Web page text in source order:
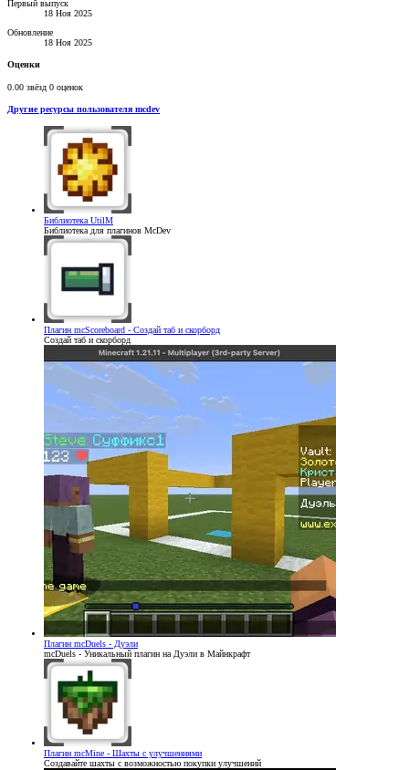
Первый выпуск
18 Ноя 2025
Обновление
18 Ноя 2025
Оценки
0.00 звёзд 0 оценок
Другие ресурсы пользователя mcdev
Библиотека UtilM
Библиотека для плагинов McDev
Плагин mcScoreboard - Создай таб и скорборд
Создай таб и скорборд
Плагин mcDuels - Дуэли
mcDuels - Уникальный плагин на Дуэли в Майнкрафт
Плагин mcMine - Шахты с улучшениями
Создавайте шахты с возможностью покупки улучшений